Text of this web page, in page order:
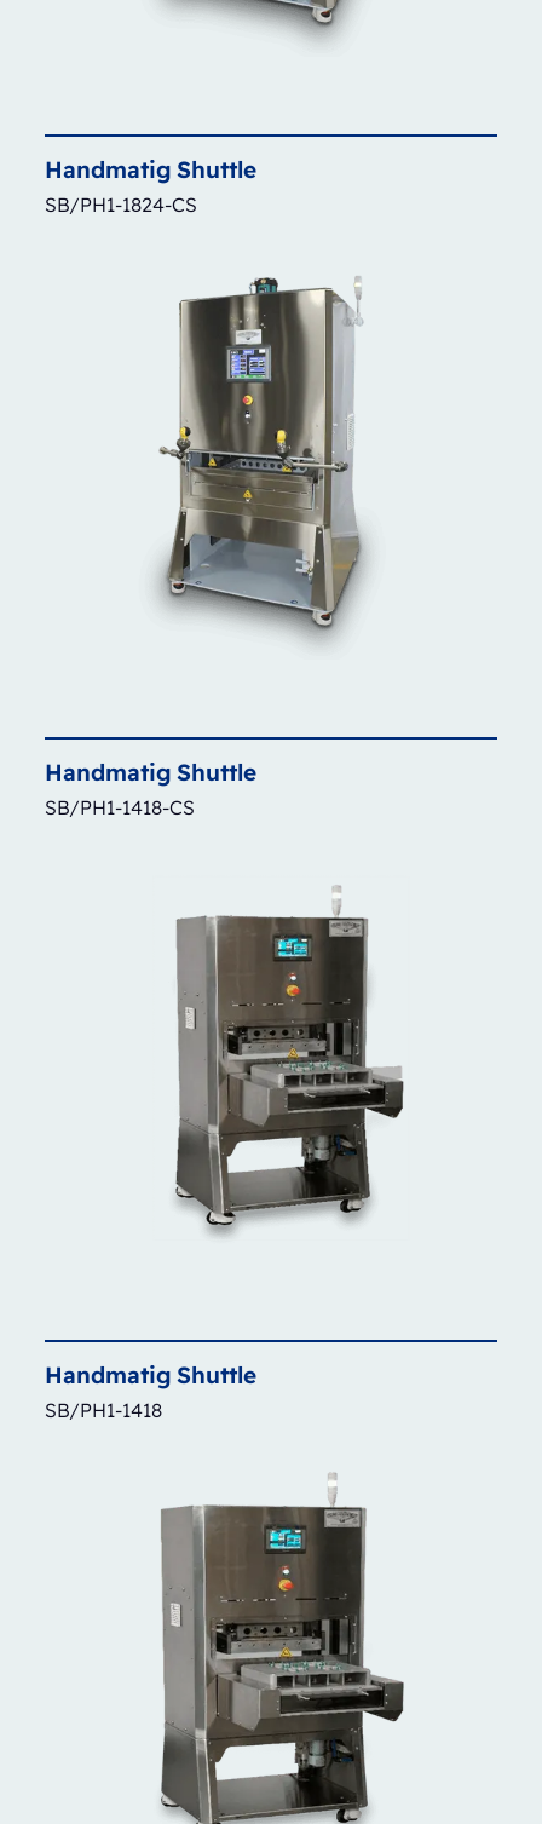
Handmatig Shuttle
SB/PH1-1824-CS
Handmatig Shuttle
SB/PH1-1418-CS
Handmatig Shuttle
SB/PH1-1418